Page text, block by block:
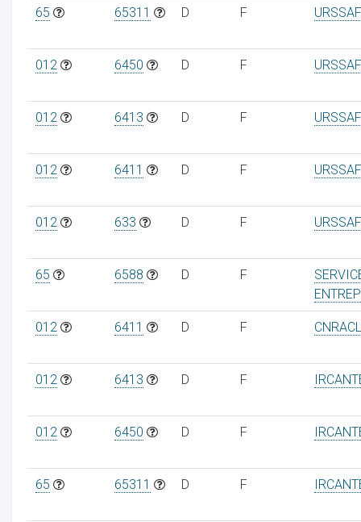
65 65311 D F
012 6450 D F
012 6413 D F
012 6411 D F
012 633 D F
65 6588 D F
012 6411 D F CNRACL
012 6413 D F
012 6450 D F
65 65311 D F